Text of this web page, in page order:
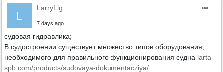
L
LarryLig
7 days ago
судовая гидравлика;
В судостроении существует множество типов оборудования,
необходимого для правильного функционирования судна larta-
spb.com/products/sudovaya-dokumentacziya/